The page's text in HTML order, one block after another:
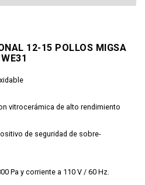
12-15 POLLOS MIGSA
WE31
vitrocerámica de alto rendimiento
de seguridad de sobre-
Pa y corriente a 110 V / 60 Hz.